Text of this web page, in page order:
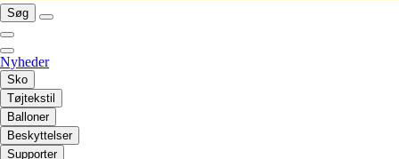
Søg
Nyheder
Sko
Tøjtekstil
Balloner
Beskyttelser
Supporter